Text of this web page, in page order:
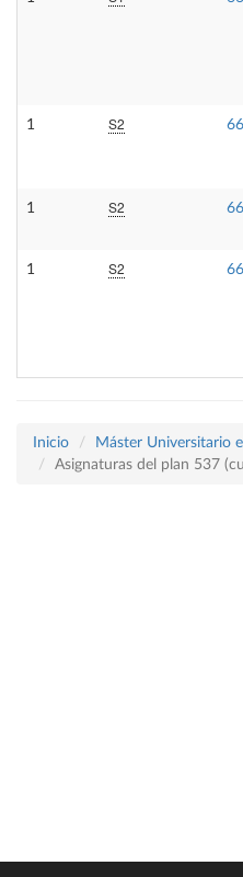
1 S2
1 S2
1 S2
Inicio
Máster Universitario
Asignaturas del plan 537